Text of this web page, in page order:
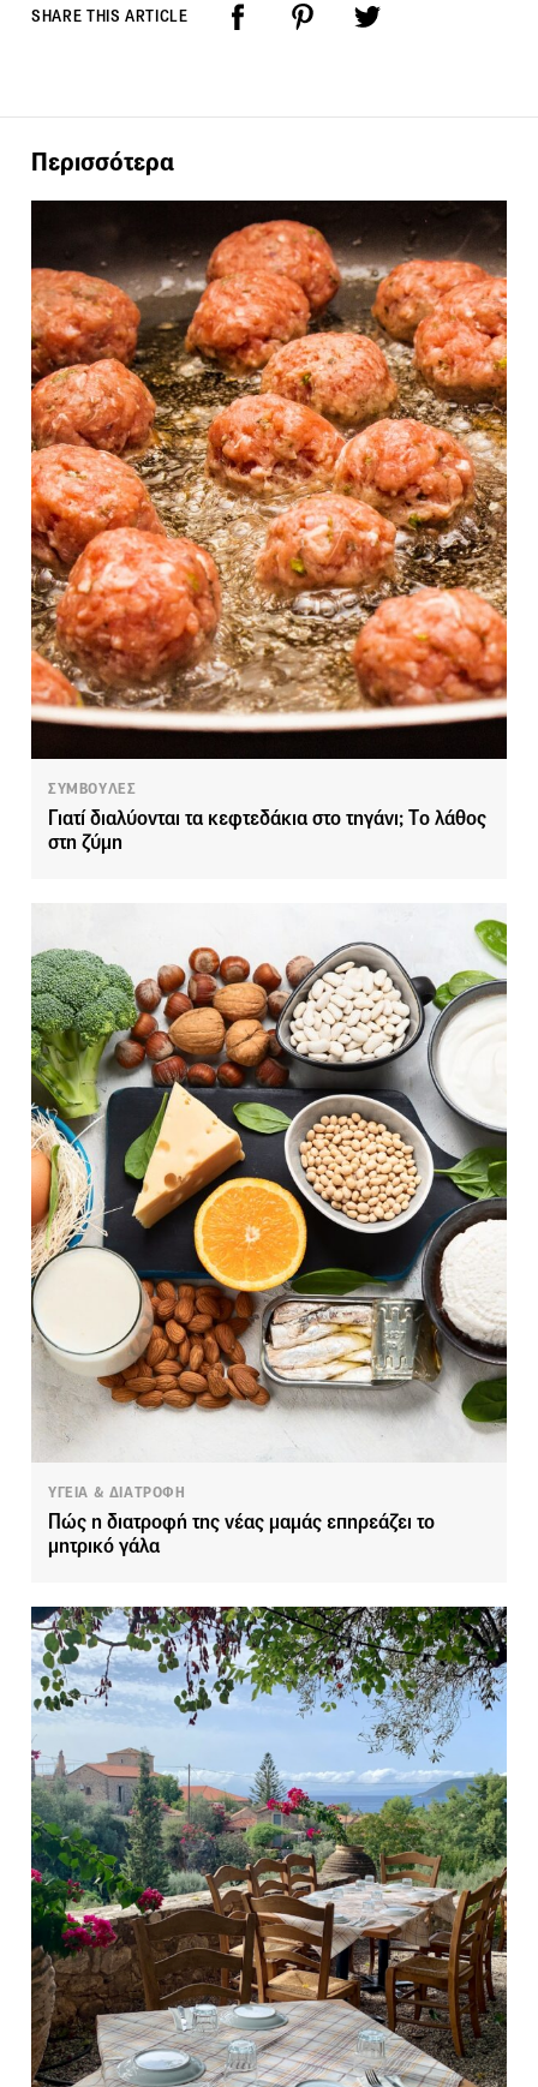
SHARE THIS ARTICLE
Περισσότερα
ΣΥΜΒΟΥΛΕΣ
Γιατί διαλύονται τα κεφτεδάκια στο τηγάνι; Tο λάθος
στη ζύμη
ΥΓΕΙΑ & ΔΙΑΤΡΟΦΗ
Πώς η διατροφή της νέας μαμάς επηρεάζει το
μητρικό γάλα